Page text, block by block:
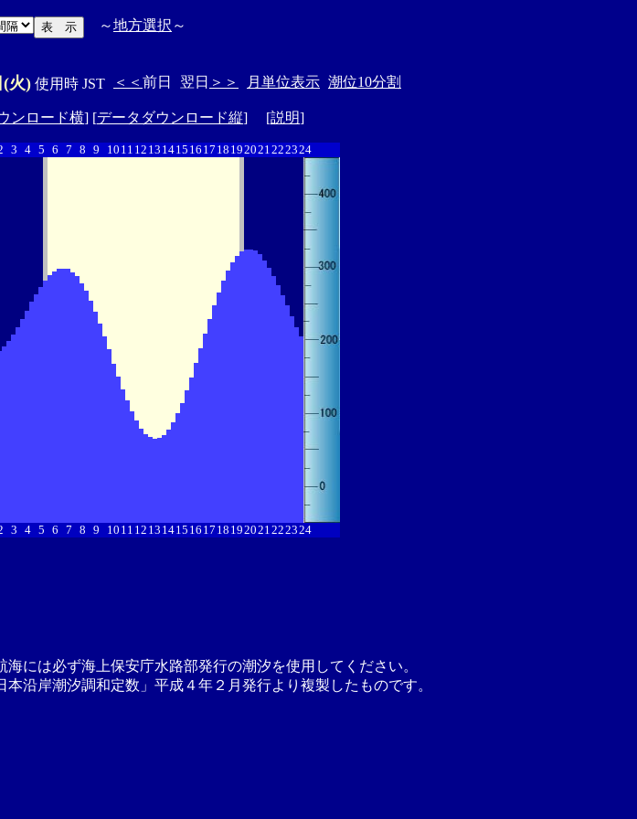
～地方選択 ～
(火) 使用時 JST ＜＜ 前日 翌日 ＞＞ 月単位表示 潮位10分割
ンロード横] [データダウンロード縦] [説明]
3 4 5 6 7 8 9 10 11 12 13 1415 16 17 18 192021222324
3 4 5 6 7 8 9 10 11 12 13 1415 16 17 18 192021222324
には必ず海上保安庁水路部発行の潮汐を使用してください。
沿岸潮汐調和定数」平成４年２月発行より複製したものです。